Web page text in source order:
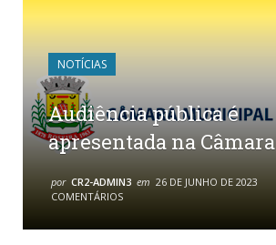
NOTÍCIAS
Audiência pública é
apresentada na Câmara
por CR2-ADMIN3 em 26 DE JUNHO DE 2023
COMENTÁRIOS